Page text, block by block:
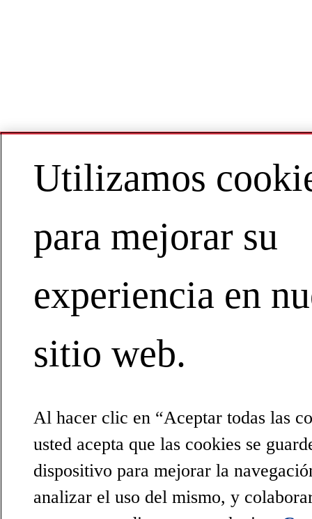
Utilizamos
para mejorar su
experiencia en
sitio web.
Al hacer clic en “Aceptar todas las
usted acepta que las cookies se
dispositivo para mejorar la
analizar el uso del mismo, y